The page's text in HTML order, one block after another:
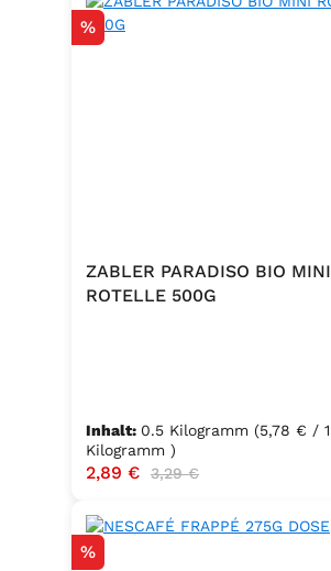
Rabatt
%
ZABLER PARADISO BIO MINI
ROTELLE 500G
Inhalt: 0.5 Kilogramm (5,78 € / 1
Kilogramm )
Verkaufspreis:
2,89 € Regulärer Preis:
3,29 €
Rabatt
%